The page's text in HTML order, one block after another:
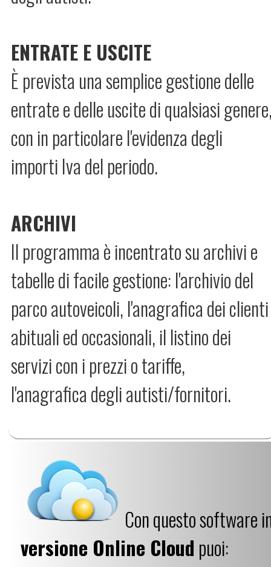
ENTRATE E USCITE
È prevista una semplice gestione delle
entrate e delle uscite di qualsiasi
con in particolare l'evidenza degli
importi Iva del periodo.
ARCHIVI
Il programma è incentrato su archivi e
tabelle di facile gestione: l'archivio del
parco autoveicoli, l'anagrafica dei clienti
abituali ed occasionali, il listino dei
servizi con i prezzi o tariffe,
l'anagrafica degli autisti/fornitori.
Con questo software
versione Online Cloud puoi: